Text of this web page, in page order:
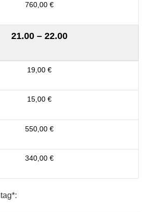
760,00 €
21.00 – 22.00
19,00 €
15,00 €
550,00 €
340,00 €